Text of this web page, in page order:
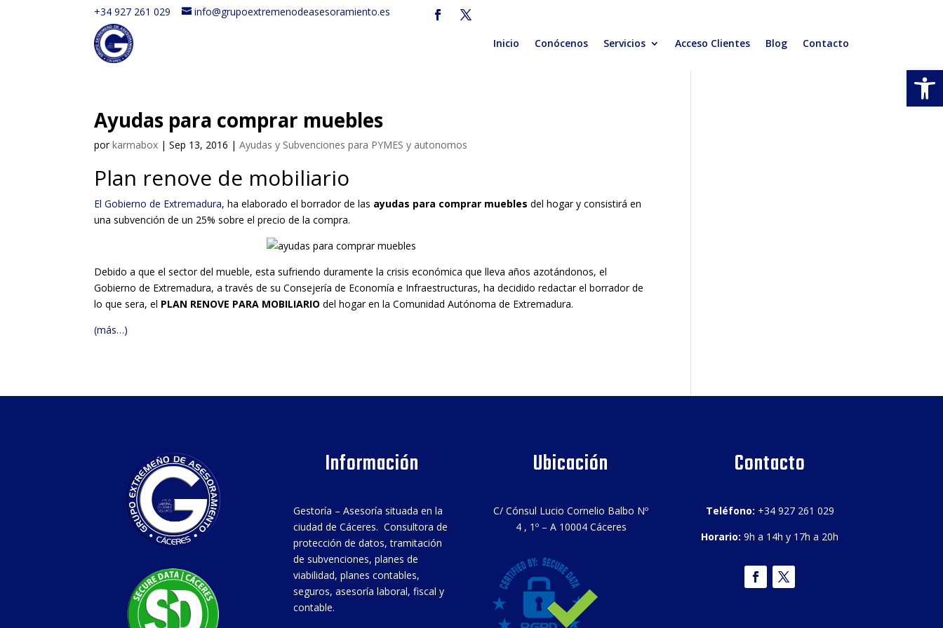
+34 927 261 029 info@grupoextremenodeasesoramiento.es
Inicio Conócenos Servicios Acceso Clientes Blog Contacto
Ayudas para comprar muebles
porkarmabox |Sep 13, 2016 |Ayudas y Subvenciones para PYMES y autonomos
Plan renove de mobiliario
El Gobierno de Extremadura, ha elaborado el borrador de las ayudas para comprar muebles del hogar y consistirá en
una subvención de un 25% sobre el precio de la compra.
Debido a que el sector del mueble, esta sufriendo duramente la crisis económica que lleva años azotándonos, el
Gobierno de Extremadura, a través de su Consejería de Economía e Infraestructuras, ha decidido redactar el borrador de
lo que sera, el PLAN RENOVE PARA MOBILIARIO del hogar en la Comunidad Autónoma de Extremadura.
(más…)
Información
Gestoría – Asesoría situada en la
ciudad de Cáceres. Consultora de
protección de datos, tramitación
de subvenciones, planes de
viabilidad, planes contables,
seguros, asesoría laboral, fiscal y
contable.
Ubicación
C/ Cónsul Lucio Cornelio Balbo Nº
4 , 1º – A 10004 Cáceres
Contacto
Teléfono: +34 927 261 029
Horario: 9h a 14h y 17h a 20h